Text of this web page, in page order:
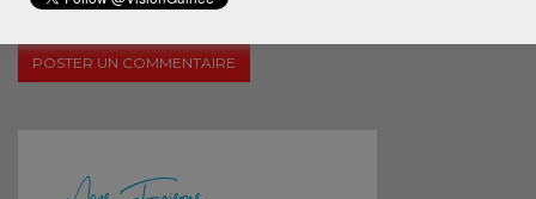
time I comment.